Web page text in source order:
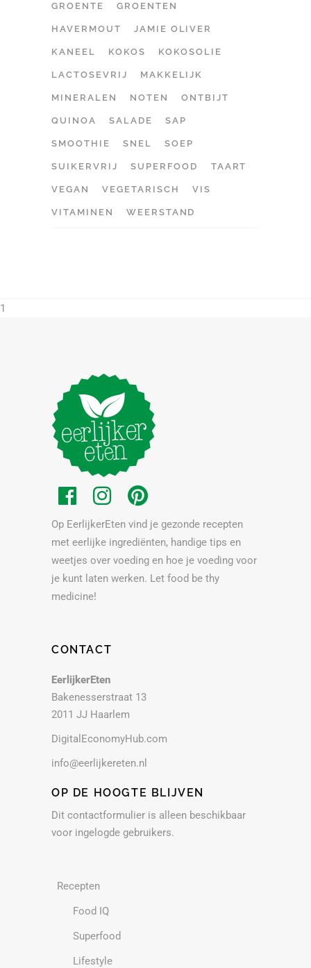
GROENTE GROENTEN
HAVERMOUT JAMIE OLIVER
KANEEL KOKOS KOKOSOLIE
LACTOSEVRIJ MAKKELIJK
MINERALEN NOTEN ONTBIJT
QUINOA SALADE SAP
SMOOTHIE SNEL SOEP
SUIKERVRIJ SUPERFOOD TAART
VEGAN VEGETARISCH VIS
VITAMINEN WEERSTAND
1
Op EerlijkerEten vind je gezonde recepten
met eerlijke ingrediënten, handige tips en
weetjes over voeding en hoe je voeding voor
je kunt laten werken. Let food be thy
medicine!
CONTACT
EerlijkerEten
Bakenesserstraat 13
2011 JJ Haarlem
DigitalEconomyHub.com
info@eerlijkereten.nl
OP DE HOOGTE BLIJVEN
Dit contactformulier is alleen beschikbaar
voor ingelogde gebruikers.
Recepten
Food IQ
Superfood
Lifestyle